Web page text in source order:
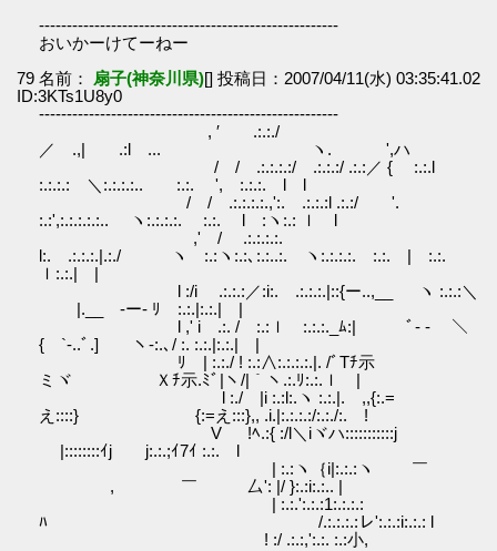
------------------------------------------------------
おいかーけてーねー
79 名前：
扇子(神奈川県)[] 投稿日：2007/04/11(水) 03:35:41.02
ID:3KTs1U8y0
------------------------------------------------------
, ′ .:.:./
／ .,| .:l ... ヽ. ',ハ
/ / .:.:.:.:/ .:.:.:/ .:.:／ { :.:.l
:.:.:.: ＼:.:.:.:.. :.:. ', :.:.:. l l
/ / .:.:.:.:.,':. .:.:.:l .:.:/ '.
:.:',:.:.:.:.:.. ヽ:.:.:.:. :.:. l :ヽ:.: ｌ l
,' / .:.:.:.:.
l:. .:.:.:.|.:./ ヽ :.:ヽ:.:､:.:..:. ヽ:.:.:.:. :.:. | :.:.
ｌ:.:.| |
l :/i .:.:.:／:i:. .:.:.:.|::{ー..,__ ヽ :.:.:＼
|.__ゝ-ー- ﾘ :.:.|:.:.| |
l ,' i .:. / :.:ｌ :.:.:._ﾑ:| ﾞ- - ＼
{ `-..ﾞ.] ヽ-:.､/ :. :.:.|:.:.| |
ﾘ | :.:./ ! :.:∧:.:.:.:.|. /ﾞTﾁ示
ミヾ Ｘﾁ示.ﾐﾞ|ヽ/|｀ヽ.:.ﾘ:.:.ｌ |
l :./ |i :.:l:.ヽ :.:.|. ,,{:.=
え::::} {:=え:::},, .i.|:.:.:.:/:.:./:. !
V !ﾍ.:{ :/l＼iヾハ:::::::::::j
|::::::::ｲj j:.:.;ｲ7ｲ :.:. l
| :.:ヽ｛i|:.:.:ヽ ￣
, ￣ 厶': |/ }:.:i:.:.. |
| :.:.':.:.:1:.:.:.:
ﾊ /.:.:.:.:レ':.:.:i:.:.: l
! :/ .:.:,':.:. :.:小,